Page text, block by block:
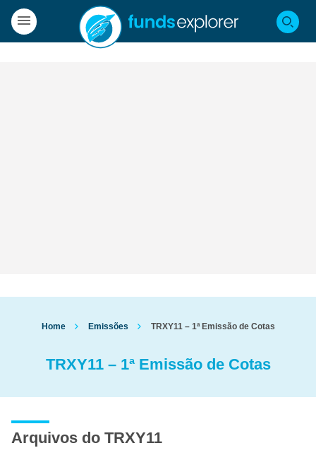
Home Emissões TRXY11 – 1ª Emissão de Cotas
TRXY11 – 1ª Emissão de Cotas
Arquivos do TRXY11